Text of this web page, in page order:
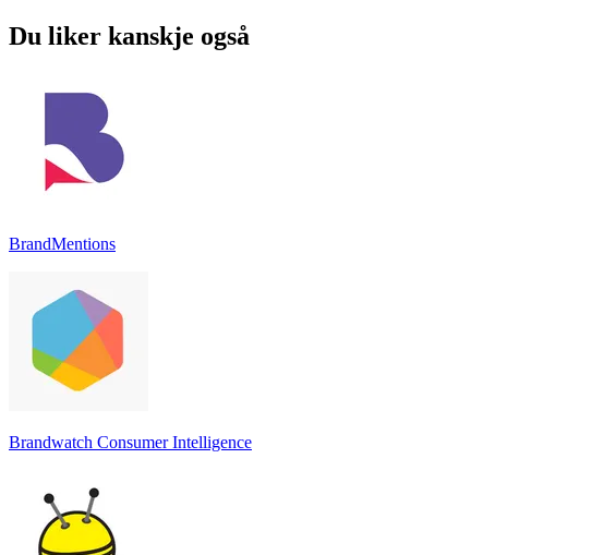
Du liker kanskje også
BrandMentions
Brandwatch Consumer Intelligence